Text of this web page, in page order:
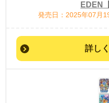
EDEN
発売日：2025年07月
詳し